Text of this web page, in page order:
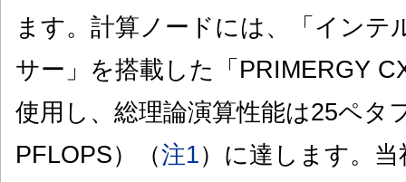
ます。計算ノードには、「イン
サー」を搭載した「PRIMERGY
使用し、総理論演算性能は25ペタ
PFLOPS）（注1）に達します。